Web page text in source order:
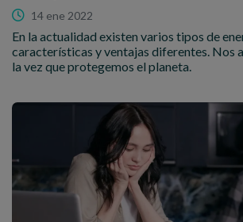
14 ene 2022
En la actualidad existen varios tipos de
características y ventajas diferentes. Nos
la vez que protegemos el planeta.